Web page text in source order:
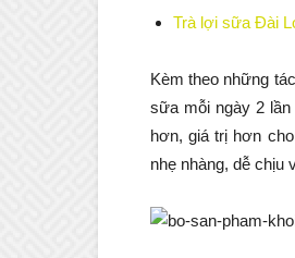
Trà lợi sữa Đài
Kèm theo những
sữa mỗi ngày 2
hơn, giá trị hơn
nhẹ nhàng, dễ chịu